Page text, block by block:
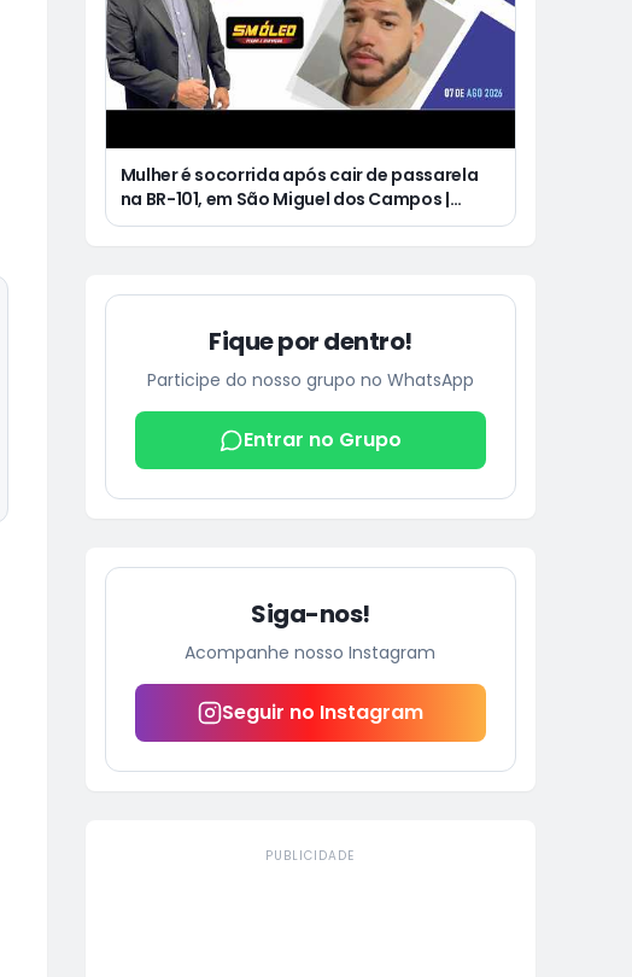
Mulher é socorrida após cair de passarela
na BR-101, em São Miguel dos Campos |
Jovem de 25 anos morre após acidente de
Fique por dentro!
Participe do nosso grupo no WhatsApp
Entrar no Grupo
Siga-nos!
Acompanhe nosso Instagram
Seguir no Instagram
PUBLICIDADE